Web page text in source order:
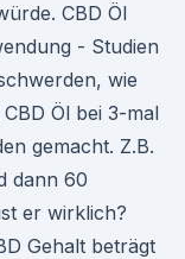
CBD Öl
- Studien
wie
Öl bei 3-mal
gemacht. Z.B.
dann 60
er wirklich?
Gehalt beträgt